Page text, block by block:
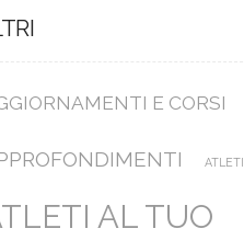
E CORSI
ATLETI
AL TUO